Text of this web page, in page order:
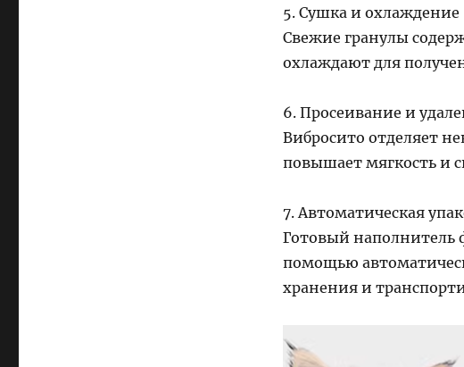
5. Сушка и охлаждение
Свежие гранулы
охлаждают для
6. Просеивание и
Вибросито отделяет
повышает мягкость и
7. Автоматическая
Готовый наполнитель
помощью
хранения и